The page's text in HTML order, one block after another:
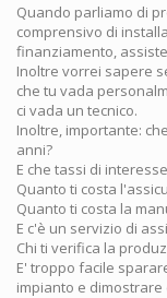
Quando parliamo di
comprensivo di
finanziamento,
Inoltre vorrei sapere
che tu vada
ci vada un tecnico.
Inoltre, importante:
anni?
E che tassi di
Quanto ti costa
Quanto ti costa la
E c'è un servizio di
Chi ti verifica la
E' troppo facile
impianto e